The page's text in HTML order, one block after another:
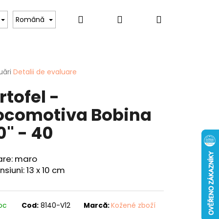
Pentru iubitorii de câini Pentru femei
Română CăutareAutentificare
Coş
Detalii de evaluare
-
Bobina
- 40
maro
13 x 10 cm
Cod: 8140-V12 Marcă:Kožené zboží
- "CRAP" - 40